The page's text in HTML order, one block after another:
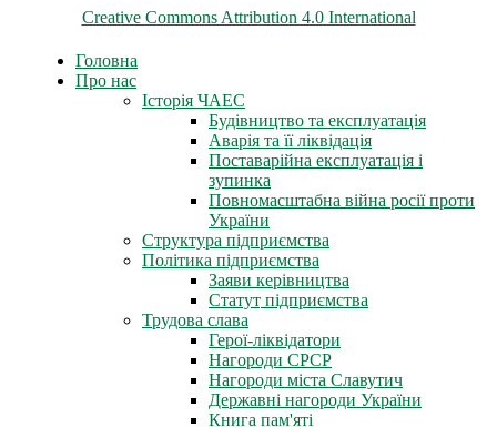
Creative Commons Attribution 4.0 International
Головна
Про нас
Історія ЧАЕС
Будівництво та експлуатація
Аварія та її ліквідація
Поставарійна експлуатація і
зупинка
Повномасштабна війна росії проти
України
Структура підприємства
Політика підприємства
Заяви керівництва
Статут підприємства
Трудова слава
Герої-ліквідатори
Нагороди СРСР
Нагороди міста Славутич
Державні нагороди України
Книга пам'яті